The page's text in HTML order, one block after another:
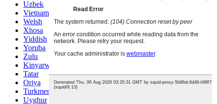
Uzbek
Vietnamese
Welsh
Xhosa
Yiddish
Yoruba
Zulu
Kinyarwanda
Tatar
Oriya
Turkmen
Uyghur